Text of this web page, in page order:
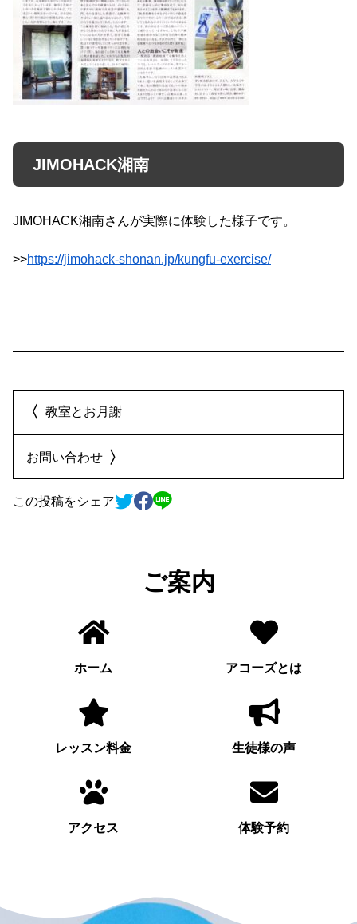
JIMOHACK湘南
JIMOHACK湘南さんが実際に体験した様子です。
>>https://jimohack-shonan.jp/kungfu-exercise/
教室とお月謝
お問い合わせ
この投稿をシェア
ご案内
ホーム アコーズとは
レッスン料金 生徒様の声
アクセス 体験予約